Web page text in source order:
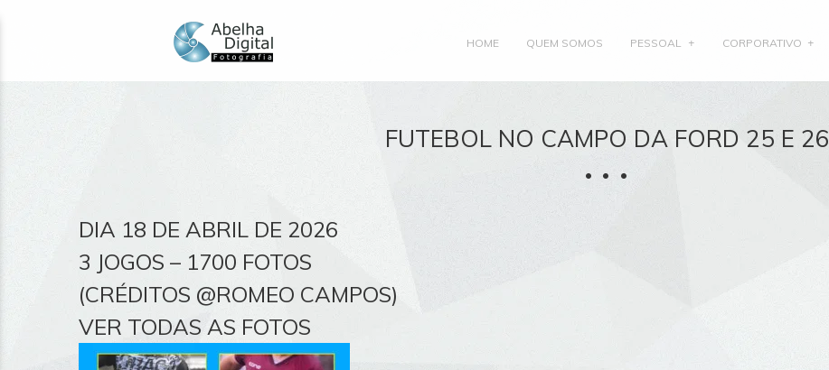
HOME QUEM SOMOS PESSOAL CORPORATIVO
FUTEBOL NO CAMPO DA FORD 25 E 26
DIA 18 DE ABRIL DE 2026
3 JOGOS – 1700 FOTOS
(CRÉDITOS @ROMEO CAMPOS)
VER TODAS AS FOTOS